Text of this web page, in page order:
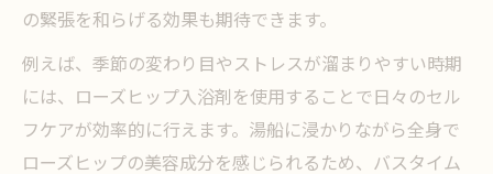
の緊張を和らげる効果も期待できます。
例えば、季節の変わり目やストレスが溜まりやすい時期
には、ローズヒップ入浴剤を使用することで日々のセル
フケアが効率的に行えます。湯船に浸かりながら全身で
ローズヒップの美容成分を感じられるため、バスタイム